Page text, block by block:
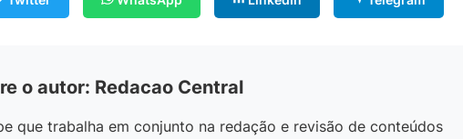
o autor: Redacao Central
que trabalha em conjunto na redação e revisão de conteúdos